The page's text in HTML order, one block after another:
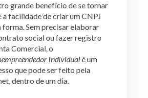
grande benefício de se tornar
a facilidade de criar um CNPJ
forma. Sem precisar elaborar
social ou fazer registro
Comercial, o
Individualé um
que pode ser feito pela
dentro de um dia.